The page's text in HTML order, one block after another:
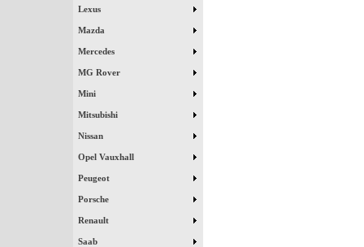
Lexus
Mazda
Mercedes
MG Rover
Mini
Mitsubishi
Nissan
Opel Vauxhall
Peugeot
Porsche
Renault
Saab